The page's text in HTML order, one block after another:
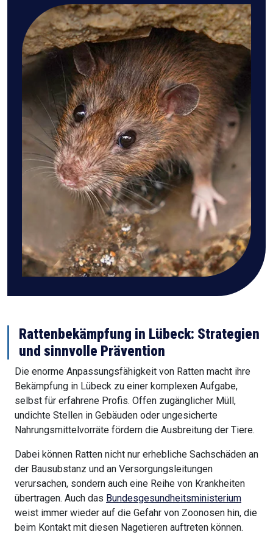
Rattenbekämpfung in Lübeck: Strategien
und sinnvolle Prävention
Die enorme Anpassungsfähigkeit von Ratten macht ihre
Bekämpfung in Lübeck zu einer komplexen Aufgabe,
selbst für erfahrene Profis. Offen zugänglicher Müll,
undichte Stellen in Gebäuden oder ungesicherte
Nahrungsmittelvorräte fördern die Ausbreitung der Tiere.
Dabei können Ratten nicht nur erhebliche Sachschäden an
der Bausubstanz und an Versorgungsleitungen
verursachen, sondern auch eine Reihe von Krankheiten
übertragen. Auch das Bundesgesundheitsministerium
weist immer wieder auf die Gefahr von Zoonosen hin, die
beim Kontakt mit diesen Nagetieren auftreten können.